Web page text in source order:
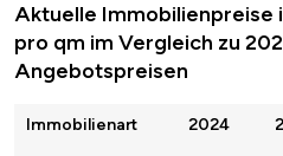
Aktuelle Immobilienpreise
pro qm im Vergleich zu
Angebotspreisen
Immobilienart 2024